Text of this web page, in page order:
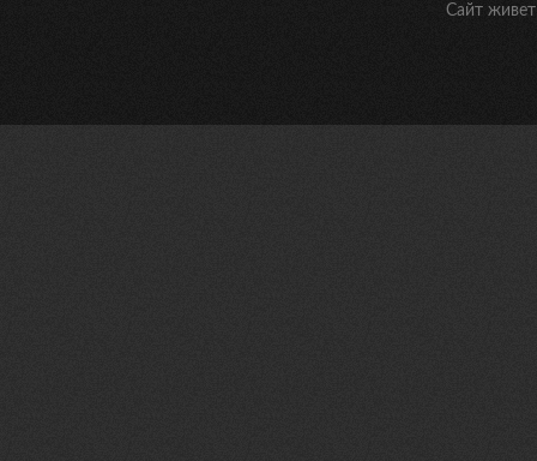
Сайт живет